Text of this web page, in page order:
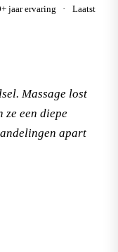
jaar ervaring ·
Laatst
Massage lost
ze een diepe
apart